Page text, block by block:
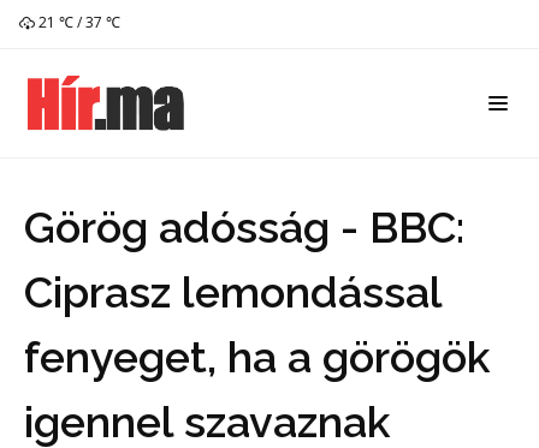
21 ℃ / 37 ℃
Görög adósság - BBC:
Ciprasz lemondással
fenyeget, ha a görögök
igennel szavaznak